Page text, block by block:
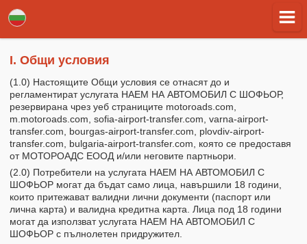
I. Общи условия
(1.0) Настоящите Общи условия се отнасят до и
регламентират услугата НАЕМ НА АВТОМОБИЛ С ШОФЬОР,
резервирана чрез уеб страниците motoroads.com,
m.motoroads.com, sofia-airport-transfer.com, varna-airport-
transfer.com, bourgas-airport-transfer.com, plovdiv-airport-
transfer.com, bulgaria-airport-transfer.com, която се предоставя
от МОТОРОАДС ЕООД и/или неговите партньори.
(2.0) Потребители на услугата НАЕМ НА АВТОМОБИЛ С
ШОФЬОР могат да бъдат само лица, навършили 18 години,
които притежават валидни лични документи (паспорт или
лична карта) и валидна кредитна карта. Лица под 18 години
могат да използват услугата НАЕМ НА АВТОМОБИЛ С
ШОФЬОР с пълнолетен придружител.